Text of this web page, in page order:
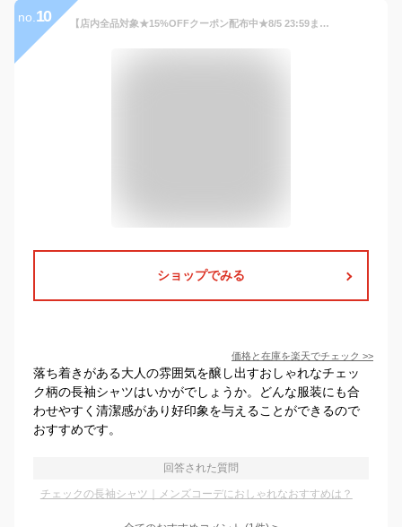
no. 10 【店内全品対象★15%OFFクーポン配布中★8/5 23:59まで】シャツ カジュアル メンズ 形態安定 チェック柄 長袖 ボタンダウン 肩まわり お腹ゆったり 消臭テープ付 グリーン系/ネイビー系 ギンガム ブルー系 黒系 3L〜10L ビッグ ラージ ニッセン nissen
ショップでみる
価格と在庫を楽天でチェック >>
落ち着きがある大人の雰囲気を醸し出すおしゃれなチェッ
ク柄の長袖シャツはいかがでしょうか。どんな服装にも合
わせやすく清潔感があり好印象を与えることができるので
おすすめです。
回答された質問
チェックの長袖シャツ｜メンズコーデにおしゃれなおすすめは？